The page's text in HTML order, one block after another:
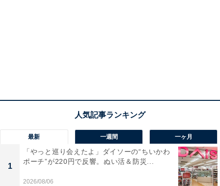
最新 一週間 一ヶ月
1
「やっと巡り会えたよ」ダイソーの“ちいかわ
ポーチ”が220円で反響。ぬい活＆防災...
2026/08/06